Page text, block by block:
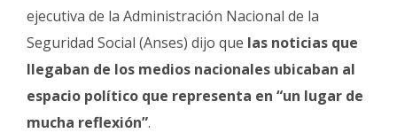
ejecutiva de la Administración Nacional de la
Seguridad Social (Anses) dijo que las noticias que
llegaban de los medios nacionales ubicaban al
espacio político que representa en “un lugar de
mucha reflexión”.